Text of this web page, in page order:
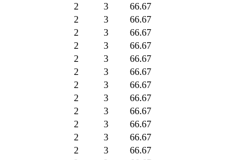
2 3
66.67
2 3
66.67
2 3
66.67
2 3
66.67
2 3
66.67
2 3
66.67
2 3
66.67
2 3
66.67
2 3
66.67
2 3
66.67
2 3
66.67
2 3
66.67